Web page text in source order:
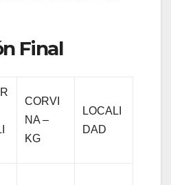
Final
CORVI
NA –
KG
LOCALI
DAD